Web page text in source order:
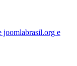
joomlabrasil.org e